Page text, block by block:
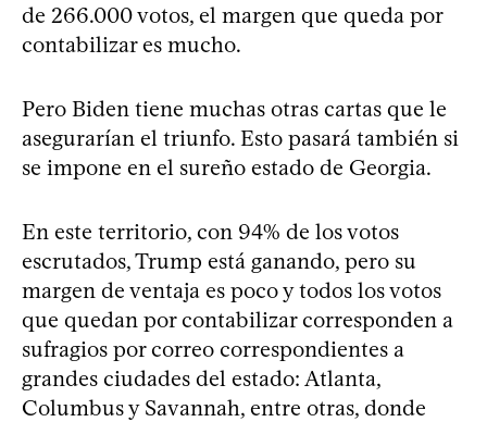
de 266.000 votos, el margen que queda por
contabilizar es mucho.
Pero Biden tiene muchas otras cartas que le
asegurarían el triunfo. Esto pasará también si
se impone en el sureño estado de Georgia.
En este territorio, con 94% de los votos
escrutados, Trump está ganando, pero su
margen de ventaja es poco y todos los votos
que quedan por contabilizar corresponden a
sufragios por correo correspondientes a
grandes ciudades del estado: Atlanta,
Columbus y Savannah, entre otras, donde